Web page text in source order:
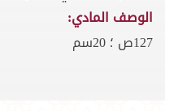
الوصف المادي:
127ص ؛ 20سم